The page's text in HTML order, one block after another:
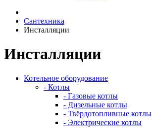
Сантехника
Инсталляции
Инсталляции
Котельное оборудование
- Котлы
- Газовые котлы
- Дизельные котлы
- Твёрдотопливные котлы
- Электрические котлы